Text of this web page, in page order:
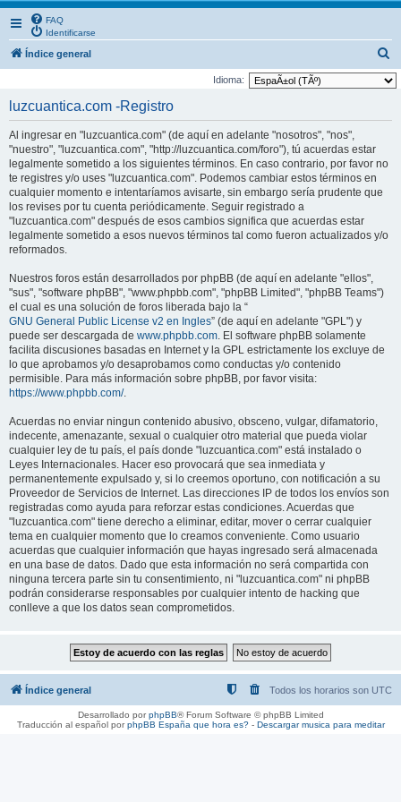
FAQ
Identificarse
Índice general
u
Idioma:
luzcuantica.com -Registro
Al ingresar en "luzcuantica.com" (de aquí en adelante "nosotros", "nos",
"nuestro", "luzcuantica.com", "http://luzcuantica.com/foro"), tú acuerdas estar
legalmente sometido a los siguientes términos. En caso contrario, por favor no
te registres y/o uses "luzcuantica.com". Podemos cambiar estos términos en
cualquier momento e intentaríamos avisarte, sin embargo sería prudente que
los revises por tu cuenta periódicamente. Seguir registrado a
"luzcuantica.com" después de esos cambios significa que acuerdas estar
legalmente sometido a esos nuevos términos tal como fueron actualizados y/o
reformados.
Nuestros foros están desarrollados por phpBB (de aquí en adelante "ellos",
"sus", "software phpBB", "www.phpbb.com", "phpBB Limited", "phpBB Teams")
el cual es una solución de foros liberada bajo la “
GNU General Public License v2 en Ingles” (de aquí en adelante "GPL") y
puede ser descargada de www.phpbb.com. El software phpBB solamente
facilita discusiones basadas en Internet y la GPL estrictamente los excluye de
lo que aprobamos y/o desaprobamos como conductas y/o contenido
permisible. Para más información sobre phpBB, por favor visita:
https://www.phpbb.com/.
Acuerdas no enviar ningun contenido abusivo, obsceno, vulgar, difamatorio,
indecente, amenazante, sexual o cualquier otro material que pueda violar
cualquier ley de tu país, el país donde "luzcuantica.com" está instalado o
Leyes Internacionales. Hacer eso provocará que sea inmediata y
permanentemente expulsado y, si lo creemos oportuno, con notificación a su
Proveedor de Servicios de Internet. Las direcciones IP de todos los envíos son
registradas como ayuda para reforzar estas condiciones. Acuerdas que
"luzcuantica.com" tiene derecho a eliminar, editar, mover o cerrar cualquier
tema en cualquier momento que lo creamos conveniente. Como usuario
acuerdas que cualquier información que hayas ingresado será almacenada
en una base de datos. Dado que esta información no será compartida con
ninguna tercera parte sin tu consentimiento, ni "luzcuantica.com" ni phpBB
podrán considerarse responsables por cualquier intento de hacking que
conlleve a que los datos sean comprometidos.
Índice general Todos los horarios son UTC
Desarrollado porphpBB® Forum Software © phpBB Limited
Traducción al español porphpBB España que hora es?- Descargar musica para meditar